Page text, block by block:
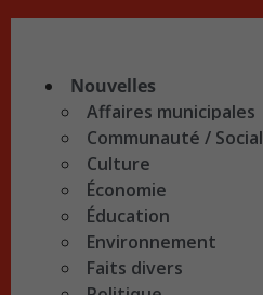
Nouvelles
Affaires municipales
Communauté / Social
Culture
Économie
Éducation
Environnement
Faits divers